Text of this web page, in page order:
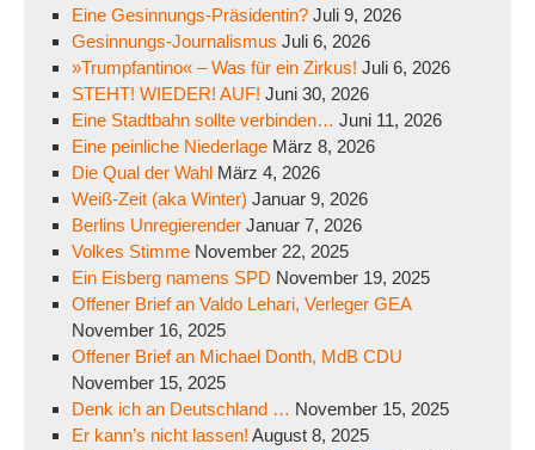
Eine Gesinnungs-Präsidentin? Juli 9, 2026
Gesinnungs-Journalismus Juli 6, 2026
»Trumpfantino« – Was für ein Zirkus! Juli 6, 2026
STEHT! WIEDER! AUF! Juni 30, 2026
Eine Stadtbahn sollte verbinden… Juni 11, 2026
Eine peinliche Niederlage März 8, 2026
Die Qual der Wahl März 4, 2026
Weiß-Zeit (aka Winter) Januar 9, 2026
Berlins Unregierender Januar 7, 2026
Volkes Stimme November 22, 2025
Ein Eisberg namens SPD November 19, 2025
Offener Brief an Valdo Lehari, Verleger GEA
November 16, 2025
Offener Brief an Michael Donth, MdB CDU
November 15, 2025
Denk ich an Deutschland … November 15, 2025
Er kann’s nicht lassen! August 8, 2025